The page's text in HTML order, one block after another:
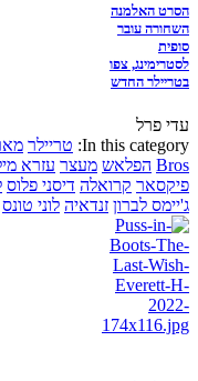
הסרט האלמנה
השחורה עובר
סופית
לסטרימינג, צפו
בטריילר החדש
עדי פרל
In this category: טריילר
Bros הפלאש מעצר עזרא
פיקסאר קרואלה דיסני פלוס
ג'יימס לברון זנדאיה לוני טונס